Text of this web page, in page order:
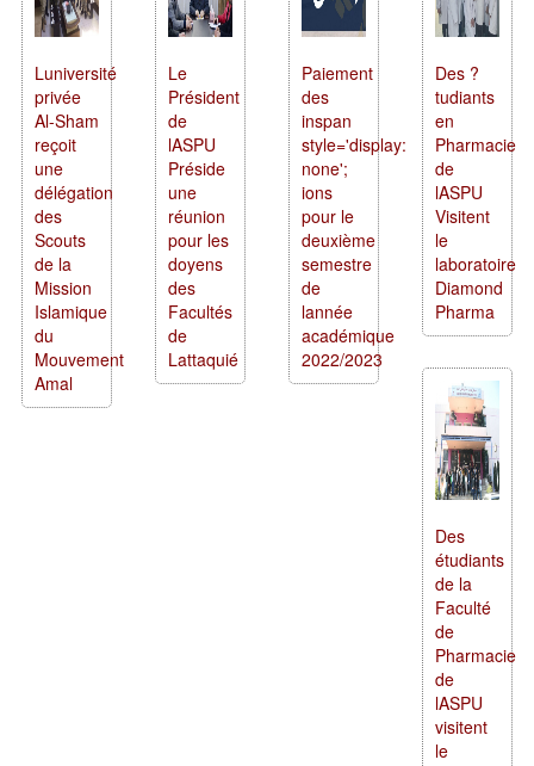
Luniversité
privée
Al-Sham
reçoit
une
délégation
des
Scouts
de la
Mission
Islamique
du
Mouvement
Amal
Le
Président
de
lASPU
Préside
une
réunion
pour les
doyens
des
Facultés
de
Lattaquié
Paiement
des
inspan
style='display:
none';
ions
pour le
deuxième
semestre
de
lannée
académique
2022/2023
Des ?
tudiants
en
Pharmacie
de
lASPU
Visitent
le
laboratoire
Diamond
Pharma
Des
étudiants
de la
Faculté
de
Pharmacie
de
lASPU
visitent
le